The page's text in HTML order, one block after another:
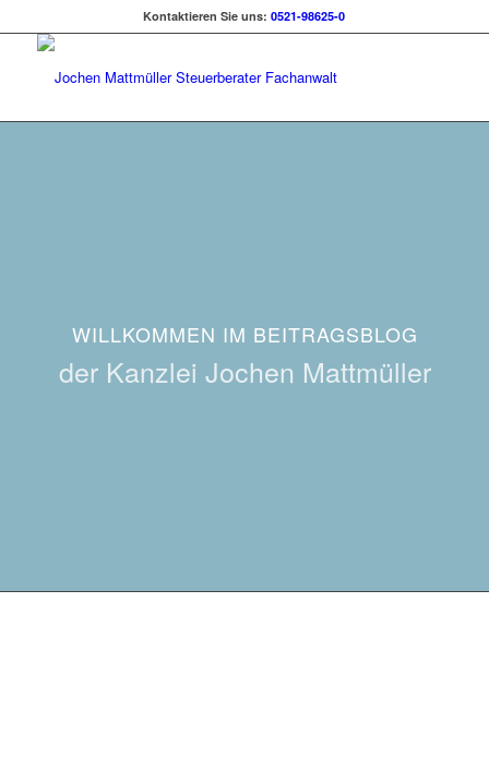
Kontaktieren Sie uns:0521-98625-0
WILLKOMMEN IM BEITRAGSBLOG
der Kanzlei Jochen Mattmüller